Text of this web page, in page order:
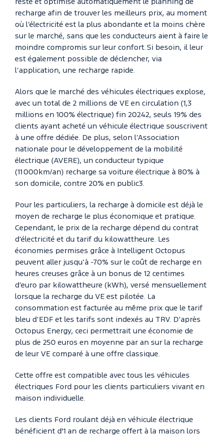
reste et optimise automatiquement le planning de
recharge afin de trouver les meilleurs prix, au moment
où l’électricité est la plus abondante et la moins chère
sur le marché, sans que les conducteurs aient à faire le
moindre compromis sur leur confort. Si besoin, il leur
est également possible de déclencher, via
l’application, une recharge rapide.
Alors que le marché des véhicules électriques explose,
avec un total de 2 millions de VE en circulation (1,3
millions en 100% électrique) fin 20242, seuls 19% des
clients ayant acheté un véhicule électrique souscrivent
à une offre dédiée. De plus, selon l’Association
nationale pour le développement de la mobilité
électrique (AVERE), un conducteur typique
(11 000km/an) recharge sa voiture électrique à 80% à
son domicile, contre 20% en public3.
Pour les particuliers, la recharge à domicile est déjà le
moyen de recharge le plus économique et pratique.
Cependant, le prix de la recharge dépend du contrat
d’électricité et du tarif du kilowattheure. Les
économies permises grâce à Intelligent Octopus
peuvent aller jusqu’à -70% sur le coût de recharge en
heures creuses grâce à un bonus de 12 centimes
d’euro par kilowattheure (kWh), versé mensuellement
lorsque la recharge du VE est pilotée. La
consommation est facturée au même prix que le tarif
bleu d’EDF et les tarifs sont indexés au TRV. D’après
Octopus Energy, ceci permettrait une économie de
plus de 250 euros en moyenne par an sur la recharge
de leur VE comparé à une offre classique.
Cette offre est compatible avec tous les véhicules
électriques Ford pour les clients particuliers vivant en
maison individuelle.
Les clients Ford roulant déjà en véhicule électrique
bénéficient d'1 an de recharge offert à la maison lors